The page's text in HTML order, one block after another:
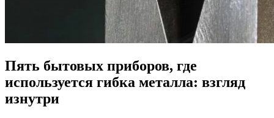
Пять бытовых приборов, где
используется гибка металла: взгляд
изнутри